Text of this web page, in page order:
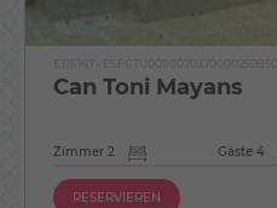
Can Toni Mayans
Zimmer 2 Gäste 4
RESERVIEREN